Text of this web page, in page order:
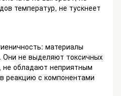
температур, не тускнеет
материалы
Они не выделяют токсичных
обладают неприятным
реакцию с компонентами